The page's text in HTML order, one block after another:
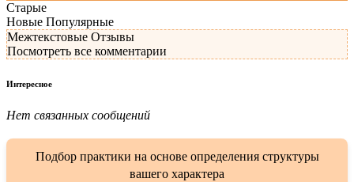
Старые
Новые Популярные
Межтекстовые Отзывы
Посмотреть все комментарии
Интересное
Нет связанных сообщений
Подбор практики на основе определения структуры
вашего характера